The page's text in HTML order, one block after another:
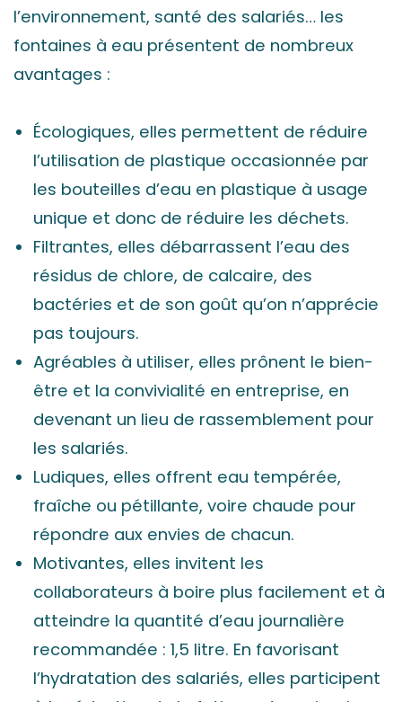
l’environnement, santé des salariés… les
fontaines à eau présentent de nombreux
avantages :
Écologiques, elles permettent de réduire
l’utilisation de plastique occasionnée par
les bouteilles d’eau en plastique à usage
unique et donc de réduire les déchets.
Filtrantes, elles débarrassent l’eau des
résidus de chlore, de calcaire, des
bactéries et de son goût qu’on n’apprécie
pas toujours.
Agréables à utiliser, elles prônent le bien-
être et la convivialité en entreprise, en
devenant un lieu de rassemblement pour
les salariés.
Ludiques, elles offrent eau tempérée,
fraîche ou pétillante, voire chaude pour
répondre aux envies de chacun.
Motivantes, elles invitent les
collaborateurs à boire plus facilement et à
atteindre la quantité d’eau journalière
recommandée : 1,5 litre. En favorisant
l’hydratation des salariés, elles participent